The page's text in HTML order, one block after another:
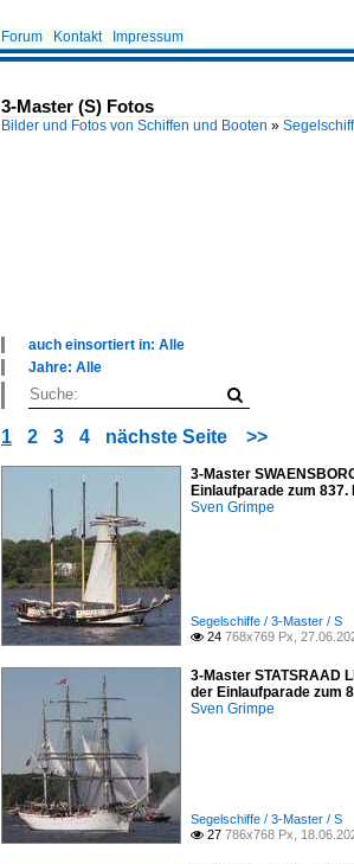
Forum Kontakt Impressum
3-Master (S) Fotos
Bilder und Fotos von Schiffen und Booten »
auch einsortiert in: Alle
Fjorde, Förden, Meerbusen
Inselgruppen, Inseln
Meere, Seegebiete
Museen, Ausstellungen
Seehäfen
Seeschiffe
Segelschiffe
Sonstiges
Spezialschiffe
Jahre: Alle
Alle Jahre
1970
2010
2020
1 2 3 4 nächste Seite >>
3-Master
Einlaufparade zum
Sven Grimpe
Segelschiffe / 3-Master / S
 24 768x769 Px,
3-Master STATSRAAD
der Einlaufparade zum
Sven Grimpe
Segelschiffe / 3-Master / S
 27 786x768 Px,